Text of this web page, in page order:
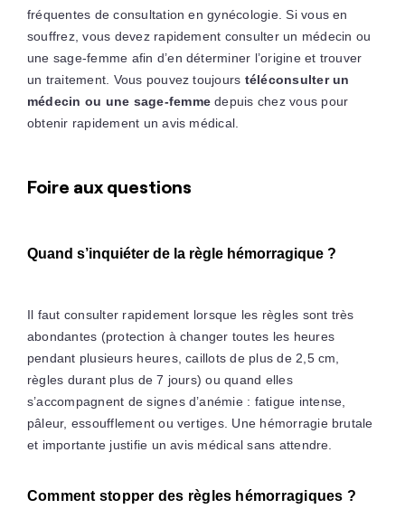
fréquentes de consultation en gynécologie. Si vous en
souffrez, vous devez rapidement consulter un médecin ou
une sage-femme afin d’en déterminer l’origine et trouver
un traitement. Vous pouvez toujours téléconsulter un
médecin ou une sage-femme depuis chez vous pour
obtenir rapidement un avis médical.
Foire aux questions
Quand s’inquiéter de la règle hémorragique ?
Il faut consulter rapidement lorsque les règles sont très
abondantes (protection à changer toutes les heures
pendant plusieurs heures, caillots de plus de 2,5 cm,
règles durant plus de 7 jours) ou quand elles
s’accompagnent de signes d’anémie : fatigue intense,
pâleur, essoufflement ou vertiges. Une hémorragie brutale
et importante justifie un avis médical sans attendre.
Comment stopper des règles hémorragiques ?